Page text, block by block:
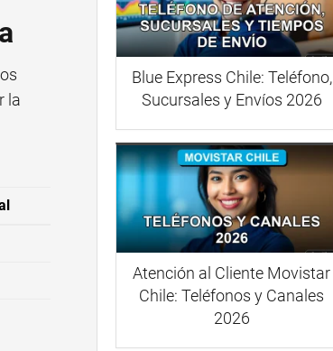
la
Blue Express Chile: Teléfono,
Sucursales y Envíos 2026
Atención al Cliente Movistar
Chile: Teléfonos y Canales
2026